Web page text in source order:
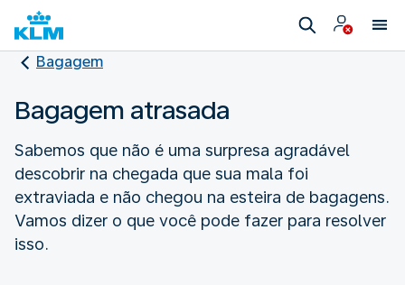
Bagagem
Bagagem atrasada
Sabemos que não é uma surpresa agradável
descobrir na chegada que sua mala foi
extraviada e não chegou na esteira de bagagens.
Vamos dizer o que você pode fazer para resolver
isso.